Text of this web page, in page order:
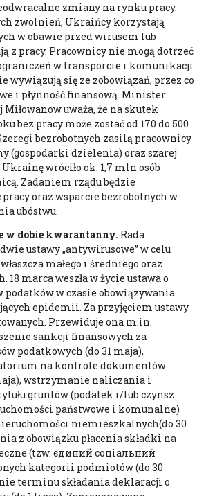
zmiany na rynku pracy.
zwolnień, Ukraińcy korzystają
w obawie przed wirusem lub
z pracy. Pracownicy nie mogą dotrzeć
w transporcie i komunikacji
się ze zobowiązań, przez co
i płynność finansową. Minister
uważa, że na skutek
bez pracy może zostać od 170 do 500
bezrobotnych zasilą pracownicy
(gospodarki dzielenia) oraz szarej
wróciło ok. 1,7 mln osób
Zadaniem rządu będzie
oraz wsparcie bezrobotnych w
ubóstwu.
w dobie kwarantanny. Rada
ustawy „antywirusowe” w celu
małego i średniego oraz
marca weszła w życie ustawa o
podatków w czasie obowiązywania
epidemii. Za przyjęciem ustawy
Przewiduje ona m.in.
sankcji finansowych za
podatkowych (do 31 maja),
na kontrole dokumentów
wstrzymanie naliczania i
gruntów (podatek i/lub czynsz
państwowe i komunalne)
niemieszkalnych(do 30
z obowiązku płacenia składki na
(tzw. єдиний соціальний
kategorii podmiotów (do 30
terminu składania deklaracji o